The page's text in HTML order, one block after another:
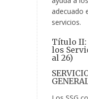
adecuado
servicios.
Título II:
los
al 26)